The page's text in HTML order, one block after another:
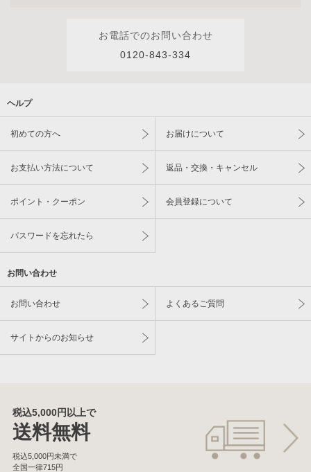
お電話でのお問い合わせ
0120-843-334
ヘルプ
初めての方へ お届けについて
お支払い方法について 返品・交換・キャンセル
ポイント・クーポン 会員登録について
パスワードを忘れたら
お問い合わせ
お問い合わせ よくあるご質問
サイトからのお知らせ
税込5,000円以上で
送料無料
税込5,000円未満で
全国一律715円